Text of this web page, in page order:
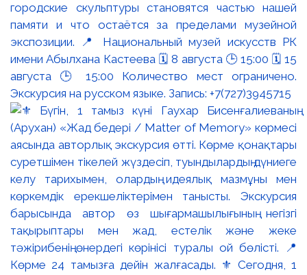
городские скульптуры становятся частью нашей
памяти и что остаётся за пределами музейной
экспозиции. 📍 Национальный музей искусств РК
имени Абылхана Кастеева 🗓 8 августа 🕒 15:00 🗓 15
августа 🕒 15:00 Количество мест ограничено.
Экскурсия на русском языке. Запись: +7(727)3945715